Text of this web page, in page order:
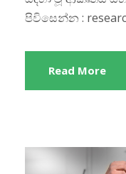
පිවිසෙන්න :
Read More